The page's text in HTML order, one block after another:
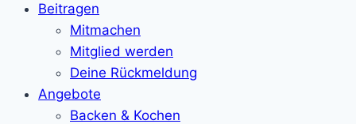
Beitragen
Mitmachen
Mitglied werden
Deine Rückmeldung
Angebote
Backen & Kochen